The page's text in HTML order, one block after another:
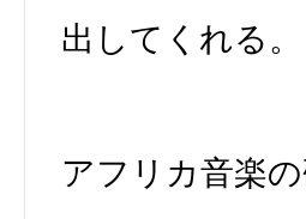
出してくれる。
アフリカ音楽